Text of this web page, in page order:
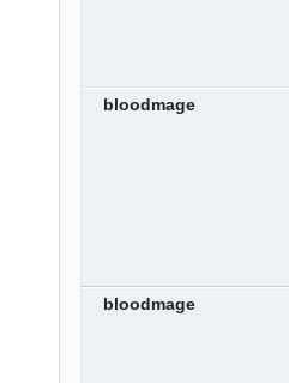
bloodmage
bloodmage